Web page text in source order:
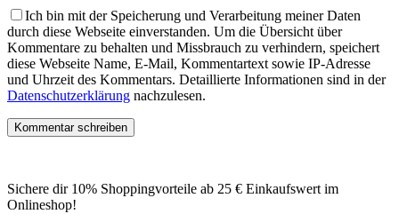
Ich bin mit der Speicherung und Verarbeitung meiner Daten
durch diese Webseite einverstanden. Um die Übersicht über
Kommentare zu behalten und Missbrauch zu verhindern, speichert
diese Webseite Name, E-Mail, Kommentartext sowie IP-Adresse
und Uhrzeit des Kommentars. Detaillierte Informationen sind in der
Datenschutzerklärung nachzulesen.
Sichere dir 10% Shoppingvorteile ab 25 € Einkaufswert im
Onlineshop!